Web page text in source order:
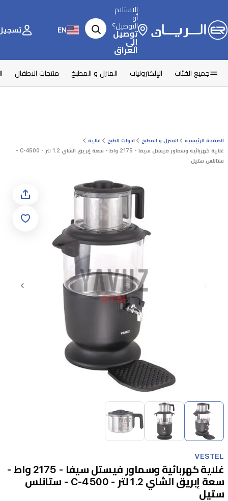
الاستلام
أو
التوصيل؟
توصيل
إلى
العراق
EN تسجيل
جميع الفئات الإلكترونيات المنزل و المطبخ منتجات الاطفال
الصفحة الرئيسية المنزل و المطبخ ادوات الطبخ
غلاية
غلاية كهربائية وسماور فيستل سيفا - 2175 واط - سعة إبريق الشاي 1.2 لتر - 4500-C -
ستانلس ستيل
Item
of
3
VESTEL
غلاية كهربائية وسماور فيستل سيفا - 2175 واط -
سعة إبريق الشاي 1.2 لتر - 4500-C - ستانلس
ستيل